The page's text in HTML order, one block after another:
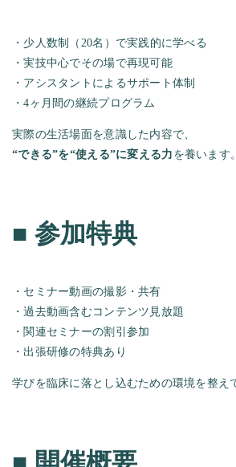
・少人数制（20名）で実践的に学べる
・実技中心でその場で再現可能
・アシスタントによるサポート体制
・4ヶ月間の継続プログラム
実際の生活場面を意識した内容で、
“できる”を“使える”に変える力 を養います。
■ 参加特典
・セミナー動画の撮影・共有
・過去動画含むコンテンツ見放題
・関連セミナーの割引参加
・出張研修の特典あり
学びを臨床に落とし込むための環境を整え